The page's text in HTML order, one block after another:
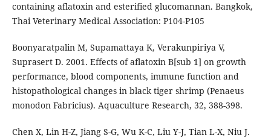
containing aflatoxin and esterified glucomannan. Bangkok,
Thai Veterinary Medical Association: P104-P105
Boonyaratpalin M, Supamattaya K, Verakunpiriya V,
Suprasert D. 2001. Effects of aflatoxin B[sub 1] on growth
performance, blood components, immune function and
histopathological changes in black tiger shrimp (Penaeus
monodon Fabricius). Aquaculture Research, 32, 388-398.
Chen X, Lin H-Z, Jiang S-G, Wu K-C, Liu Y-J, Tian L-X, Niu J.